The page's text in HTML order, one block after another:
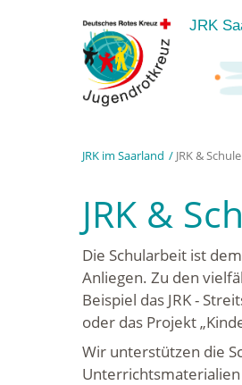
JRK
JRK im Saarland JRK & Schule
JRK &
Die Schularbeit ist
Anliegen. Zu den
Beispiel das JRK -
oder das Projekt
Wir unterstützen die